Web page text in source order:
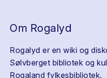
Om Rogalyd
Rogalyd er en wiki og
Sølvberget bibliotek og
Rogaland fylkesbibliotek.